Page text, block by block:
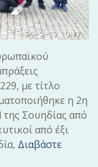
με τίτλο
η 2η
Σουηδίας από
από έξι
Διαβάστε